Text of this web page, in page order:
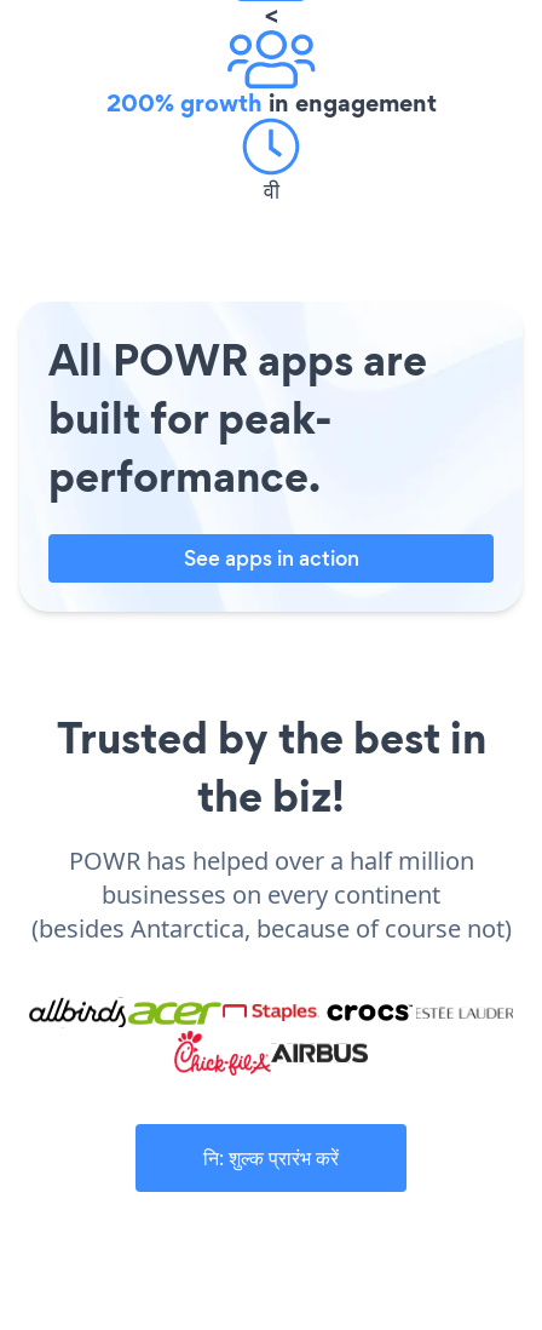
<
200% growth in engagement
वी
All POWR apps are
built for peak-
performance.
See apps in action
Trusted by the best in
the biz!
POWR has helped over a half million
businesses on every continent
(besides Antarctica, because of course not)
नि: शुल्क प्रारंभ करें